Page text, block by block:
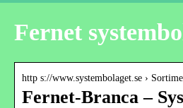
Fernet
http s://www.systembolaget.se ›
Fernet-Branca –